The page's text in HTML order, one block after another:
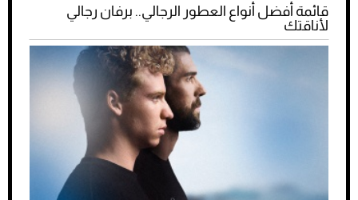
قائمة أفضل أنواع العطور الرجالي.. برفان رجالي
لأناقتك